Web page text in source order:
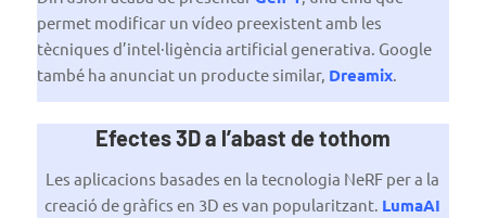
permet modificar un vídeo preexistent amb les
tècniques d’intel·ligència artificial generativa. Google
també ha anunciat un producte similar, Dreamix.
Efectes 3D a l’abast de tothom
Les aplicacions basades en la tecnologia NeRF per a la
creació de gràfics en 3D es van popularitzant. LumaAI